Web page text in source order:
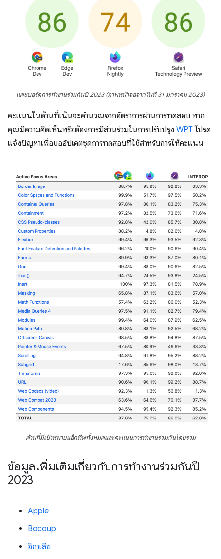
แดชบอร์ดการทำงานร่วมกันปี 2023 (ภาพหน้าจอจากวันที่ 31 มกราคม 2023)
คะแนนในด้านที่เน้นจะคำนวณจากอัตราการผ่านการทดสอบ หาก
คุณมีความคิดเห็นหรือต้องการมีส่วนร่วมในการปรับปรุง WPT โปรด
แจ้งปัญหาเพื่อขออัปเดตชุดการทดสอบที่ใช้สำหรับการให้คะแนน
ด้านที่มีเป้าหมายแอ็กทีฟทั้งหมดและคะแนนการทำงานร่วมกันโดยรวม
ข้อมูลเพิ่มเติมเกี่ยวกับการทำงานร่วมกันปี
2023
Apple
Bocoup
อิกาเลีย